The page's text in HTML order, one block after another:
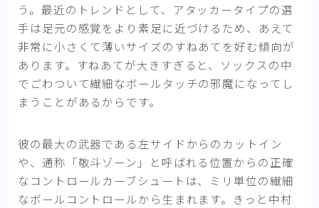
う。最近のトレンドとして、アタッカータイプの選
手は足元の感覚をより素足に近づけるため、あえて
非常に小さくて薄いサイズのすねあてを好む傾向が
あります。すねあてが大きすぎると、ソックスの中
でごわついて繊細なボールタッチの邪魔になってし
まうことがあるからです。
彼の最大の武器である左サイドからのカットイン
や、通称「敬斗ゾーン」と呼ばれる位置からの正確
なコントロールカーブシュートは、ミリ単位の繊細
なボールコントロールから生まれます。きっと中村